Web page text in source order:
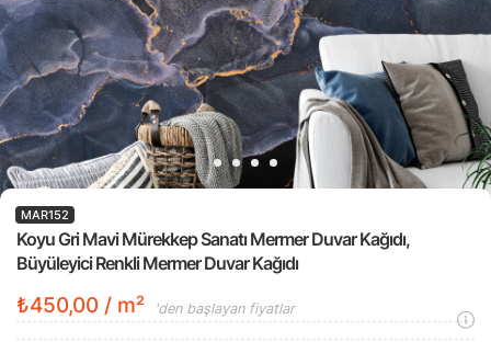
Koyu Gri Mavi Mürekkep Sanatı Mermer Duvar Kağıdı,
Büyüleyici Renkli Mermer Duvar Kağıdı
MAR152
₺450,00 / m² 'den başlayan fiyatlar